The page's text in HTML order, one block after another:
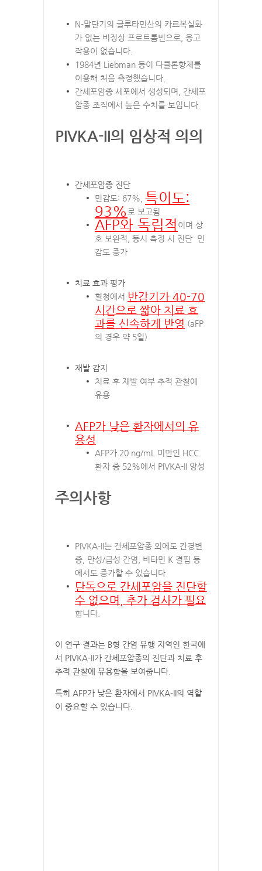
N-말단기의 글루타민산의 카르복실화
가 없는 비정상 프로트롬빈으로, 응고
작용이 없습니다.
1984년 Liebman 등이 다클론항체를
이용해 처음 측정했습니다.
간세포암종 세포에서 생성되며, 간세포
암종 조직에서 높은 수치를 보입니다.
PIVKA-II의 임상적 의의
간세포암종 진단
민감도: 67%, 특이도:
93% 로 보고됨
AFP와 독립적 이며 상
호 보완적, 동시 측정 시 진단 민
감도 증가
치료 효과 평가
혈청에서 반감기가 40-70
시간으로 짧아 치료 효
과를 신속하게 반영 (aFP
의 경우 약 5일)
재발 감지
치료 후 재발 여부 추적 관찰에
유용
AFP가 낮은 환자에서의 유
용성
AFP가 20 ng/mL 미만인 HCC
환자 중 52%에서 PIVKA-II 양성
주의사항
PIVKA-II는 간세포암종 외에도 간경변
증, 만성/급성 간염, 비타민 K 결핍 등
에서도 증가할 수 있습니다.
단독으로 간세포암을 진단할
수 없으며, 추가 검사가 필요
합니다.
이 연구 결과는 B형 간염 유행 지역인 한국에
서 PIVKA-II가 간세포암종의 진단과 치료 후
추적 관찰에 유용함을 보여줍니다.
특히 AFP가 낮은 환자에서 PIVKA-II의 역할
이 중요할 수 있습니다.